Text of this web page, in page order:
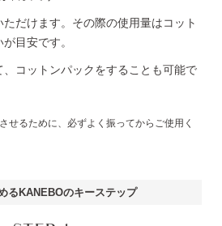
だけます。その際の使用量はコット
目安です。
、コットンパックをすることも可能で
せるために、必ずよく振ってからご使用く
るKANEBOのキーステップ